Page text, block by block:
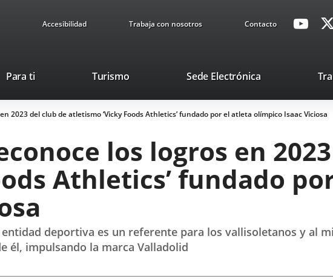
Accesibilidad Trabaja con nosotros Contacto
Link
Para ti TurismoThis
will
open
pop-
up
window.
Sede ElectrónicaLink
external
application.
2023 del club de atletismo ‘Vicky Foods Athletics’ fundado por el atleta olímpico Isaac Viciosa
los logros en
Athletics’ fundado
entidad deportiva es un referente para los vallisoletanos y al
él, impulsando la marca Valladolid